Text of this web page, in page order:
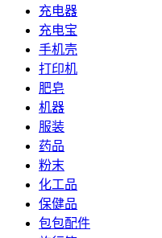
充电器
充电宝
手机壳
打印机
肥皂
机器
服装
药品
粉末
化工品
保健品
包包配件